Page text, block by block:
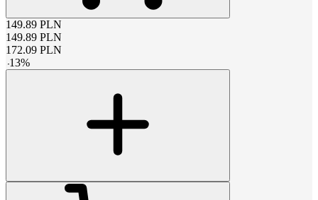
149.89 PLN
149.89 PLN
172.09 PLN
-13%